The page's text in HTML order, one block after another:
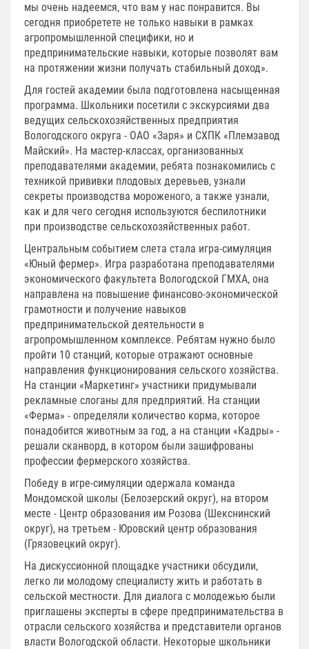
мы очень надеемся, что вам у нас понравится. Вы
сегодня приобретете не только навыки в рамках
агропромышленной специфики, но и
предпринимательские навыки, которые позволят вам
на протяжении жизни получать стабильный доход».
Для гостей академии была подготовлена насыщенная
программа. Школьники посетили с экскурсиями два
ведущих сельскохозяйственных предприятия
Вологодского округа - ОАО «Заря» и СХПК «Племзавод
Майский». На мастер-классах, организованных
преподавателями академии, ребята познакомились с
техникой прививки плодовых деревьев, узнали
секреты производства мороженого, а также узнали,
как и для чего сегодня используются беспилотники
при производстве сельскохозяйственных работ.
Центральным событием слета стала игра-симуляция
«Юный фермер». Игра разработана преподавателями
экономического факультета Вологодской ГМХА, она
направлена на повышение финансово-экономической
грамотности и получение навыков
предпринимательской деятельности в
агропромышленном комплексе. Ребятам нужно было
пройти 10 станций, которые отражают основные
направления функционирования сельского хозяйства.
На станции «Маркетинг» участники придумывали
рекламные слоганы для предприятий. На станции
«Ферма» - определяли количество корма, которое
понадобится животным за год, а на станции «Кадры» -
решали сканворд, в котором были зашифрованы
профессии фермерского хозяйства.
Победу в игре-симуляции одержала команда
Мондомской школы (Белозерский округ), на втором
месте - Центр образования им Розова (Шекснинский
округ), на третьем - Юровский центр образования
(Грязовецкий округ).
На дискуссионной площадке участники обсудили,
легко ли молодому специалисту жить и работать в
сельской местности. Для диалога с молодежью были
приглашены эксперты в сфере предпринимательства в
отрасли сельского хозяйства и представители органов
власти Вологодской области. Некоторые школьники